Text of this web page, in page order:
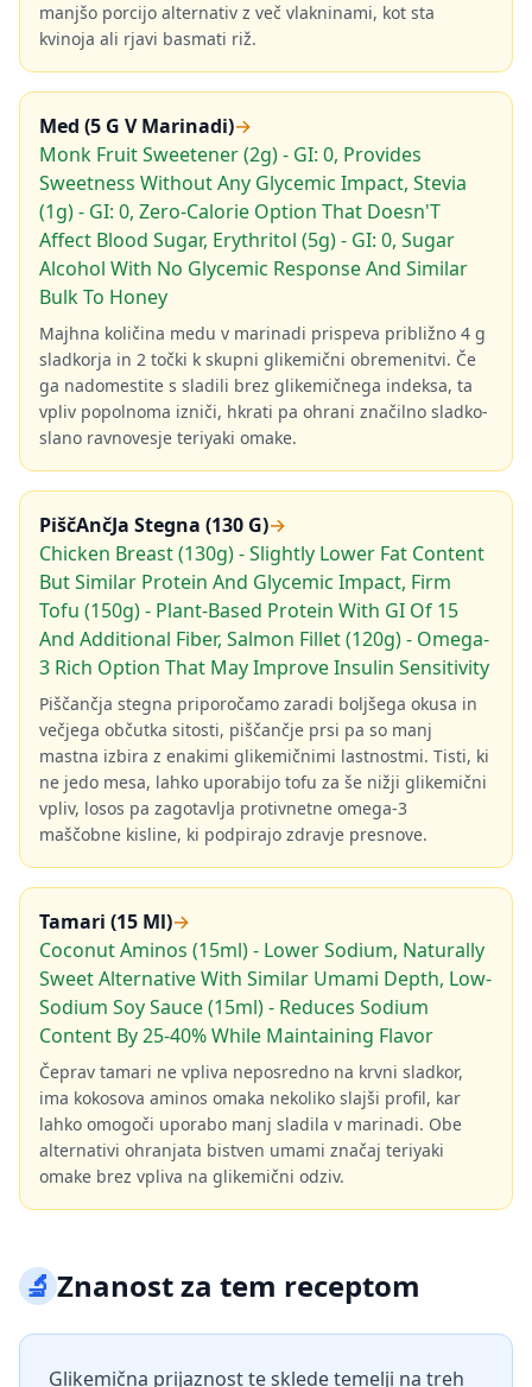
manjšo porcijo alternativ z več vlakninami, kot sta
kvinoja ali rjavi basmati riž.
Med (5 G V Marinadi)→
Monk Fruit Sweetener (2g) - GI: 0, Provides
Sweetness Without Any Glycemic Impact, Stevia
(1g) - GI: 0, Zero-Calorie Option That Doesn'T
Affect Blood Sugar, Erythritol (5g) - GI: 0, Sugar
Alcohol With No Glycemic Response And Similar
Bulk To Honey
Majhna količina medu v marinadi prispeva približno 4 g
sladkorja in 2 točki k skupni glikemični obremenitvi. Če
ga nadomestite s sladili brez glikemičnega indeksa, ta
vpliv popolnoma izniči, hkrati pa ohrani značilno sladko-
slano ravnovesje teriyaki omake.
PiščAnčJa Stegna (130 G)→
Chicken Breast (130g) - Slightly Lower Fat Content
But Similar Protein And Glycemic Impact, Firm
Tofu (150g) - Plant-Based Protein With GI Of 15
And Additional Fiber, Salmon Fillet (120g) - Omega-
3 Rich Option That May Improve Insulin Sensitivity
Piščančja stegna priporočamo zaradi boljšega okusa in
večjega občutka sitosti, piščančje prsi pa so manj
mastna izbira z enakimi glikemičnimi lastnostmi. Tisti, ki
ne jedo mesa, lahko uporabijo tofu za še nižji glikemični
vpliv, losos pa zagotavlja protivnetne omega-3
maščobne kisline, ki podpirajo zdravje presnove.
Tamari (15 Ml)→
Coconut Aminos (15ml) - Lower Sodium, Naturally
Sweet Alternative With Similar Umami Depth, Low-
Sodium Soy Sauce (15ml) - Reduces Sodium
Content By 25-40% While Maintaining Flavor
Čeprav tamari ne vpliva neposredno na krvni sladkor,
ima kokosova aminos omaka nekoliko slajši profil, kar
lahko omogoči uporabo manj sladila v marinadi. Obe
alternativi ohranjata bistven umami značaj teriyaki
omake brez vpliva na glikemični odziv.
🔬Znanost za tem receptom
Glikemična prijaznost te sklede temelji na treh